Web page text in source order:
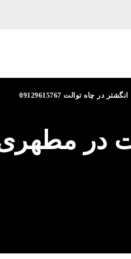
در چاه توالت 09129615767
در